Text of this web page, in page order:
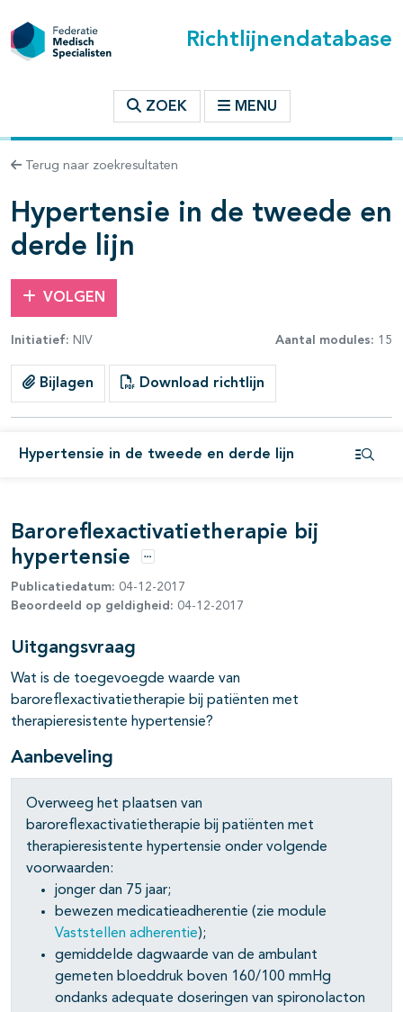
Richtlijnendatabase
ZOEK MENU
Terug naar zoekresultaten
Hypertensie in de tweede en
derde lijn
VOLGEN
Initiatief: NIV Aantal modules: 15
Bijlagen Download richtlijn
Hypertensie in de tweede en derde lijn
binnen deze richtlijn
open- en dichtklappen
open- en dichtklappen
Baroreflexactivatietherapie bij
hypertensie
Opties
Publicatiedatum: 04-12-2017
Beoordeeld op geldigheid: 04-12-2017
Uitgangsvraag
Wat is de toegevoegde waarde van
baroreflexactivatietherapie bij patiënten met
therapieresistente hypertensie?
Aanbeveling
Overweeg het plaatsen van
baroreflexactivatietherapie bij patiënten met
therapieresistente hypertensie onder volgende
voorwaarden:
jonger dan 75 jaar;
bewezen medicatieadherentie (zie module
Vaststellen adherentie);
gemiddelde dagwaarde van de ambulant
gemeten bloeddruk boven 160/100 mmHg
ondanks adequate doseringen van spironolacton